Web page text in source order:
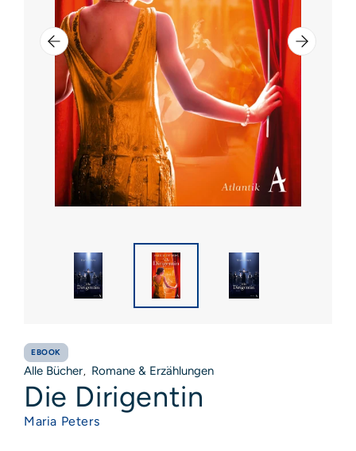
EBOOK
Alle Bücher, Romane & Erzählungen
Die Dirigentin
Maria Peters